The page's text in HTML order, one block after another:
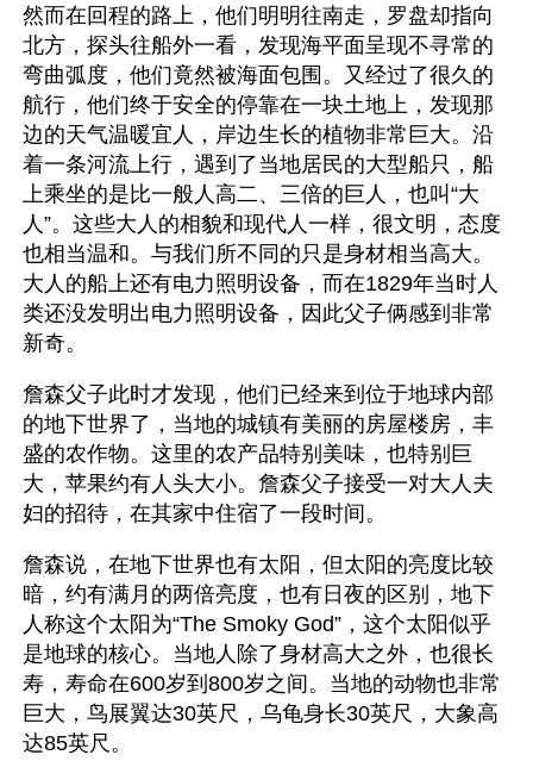
然而在回程的路上，他们明明往南走，罗盘却指向
北方，探头往船外一看，发现海平面呈现不寻常的
弯曲弧度，他们竟然被海面包围。又经过了很久的
航行，他们终于安全的停靠在一块土地上，发现那
边的天气温暖宜人，岸边生长的植物非常巨大。沿
着一条河流上行，遇到了当地居民的大型船只，船
上乘坐的是比一般人高二、三倍的巨人，也叫“大
人”。这些大人的相貌和现代人一样，很文明，态度
也相当温和。与我们所不同的只是身材相当高大。
大人的船上还有电力照明设备，而在1829年当时人
类还没发明出电力照明设备，因此父子俩感到非常
新奇。
詹森父子此时才发现，他们已经来到位于地球内部
的地下世界了，当地的城镇有美丽的房屋楼房，丰
盛的农作物。这里的农产品特别美味，也特别巨
大，苹果约有人头大小。詹森父子接受一对大人夫
妇的招待，在其家中住宿了一段时间。
詹森说，在地下世界也有太阳，但太阳的亮度比较
暗，约有满月的两倍亮度，也有日夜的区别，地下
人称这个太阳为“The Smoky God”，这个太阳似乎
是地球的核心。当地人除了身材高大之外，也很长
寿，寿命在600岁到800岁之间。当地的动物也非常
巨大，鸟展翼达30英尺，乌龟身长30英尺，大象高
达85英尺。